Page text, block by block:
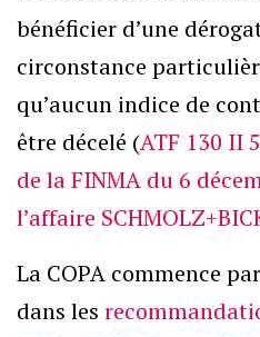
bénéficier d’une
circonstance
qu’aucun indice de
être décelé (ATF 130 II
de la FINMA du 6
l’affaire
La COPA commence
dans les